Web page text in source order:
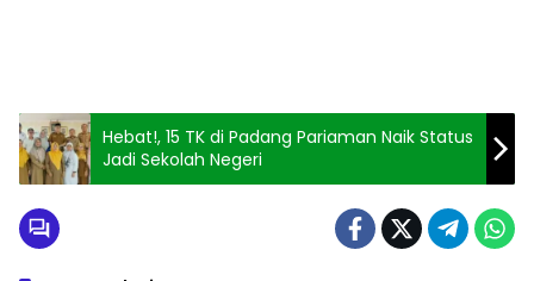
Hebat!, 15 TK di Padang Pariaman Naik Status
Jadi Sekolah Negeri